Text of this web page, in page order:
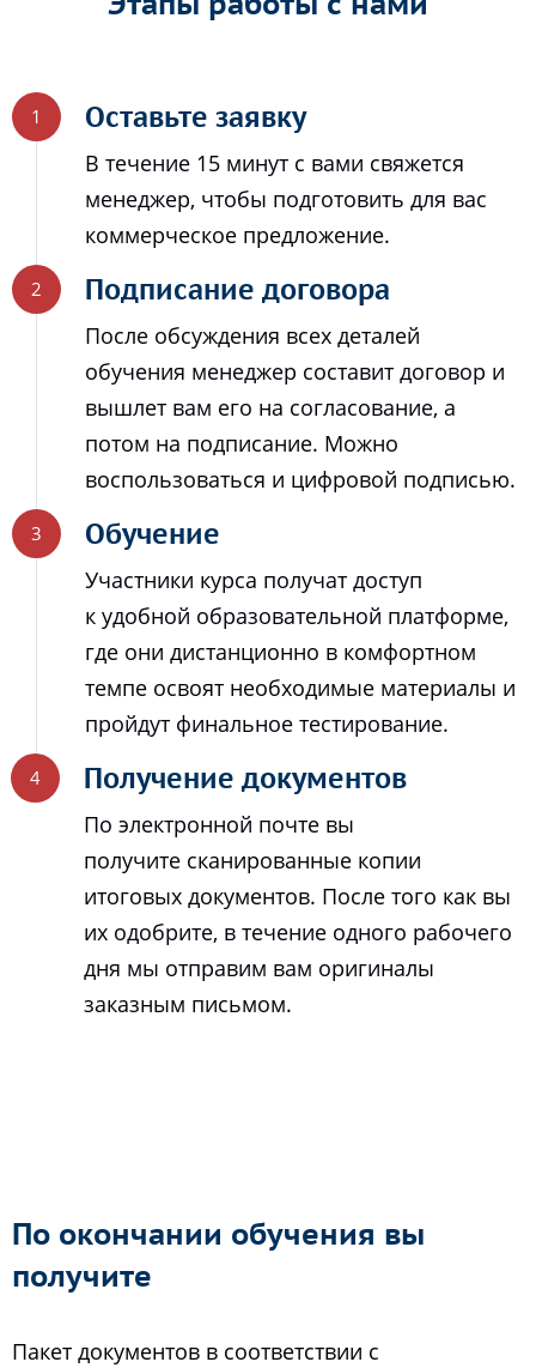
Оставьте заявку
В течение 15 минут с вами свяжется
менеджер, чтобы подготовить для вас
коммерческое предложение.
Подписание договора
После обсуждения всех деталей
обучения менеджер составит договор и
вышлет вам его на согласование, а
потом на подписание. Можно
воспользоваться и цифровой подписью.
Обучение
Участники курса получат доступ
к удобной образовательной платформе,
где они дистанционно в комфортном
темпе освоят необходимые материалы и
пройдут финальное тестирование.
Получение документов
По электронной почте вы
получите сканированные копии
итоговых документов. После того как вы
их одобрите, в течение одного рабочего
дня мы отправим вам оригиналы
заказным письмом.
По окончании обучения вы
получите
Пакет документов в соответствии с